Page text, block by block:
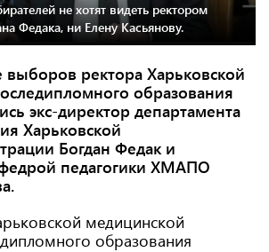
не хотят видеть ректором
Федака, ни Елену Касьянову.
выборов ректора Харьковской
образования
экс-директор департамента
Харьковской
Богдан Федак и
педагогики ХМАПО
медицинской
образования